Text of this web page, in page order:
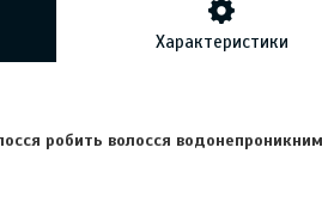
Характеристики
робить волосся